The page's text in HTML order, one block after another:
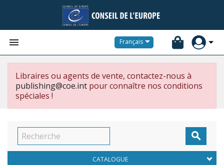
 Français
Libraires ou agents de vente, contactez-nous à
publishing@coe.int pour connaître nos conditions
spéciales !

CATALOGUE